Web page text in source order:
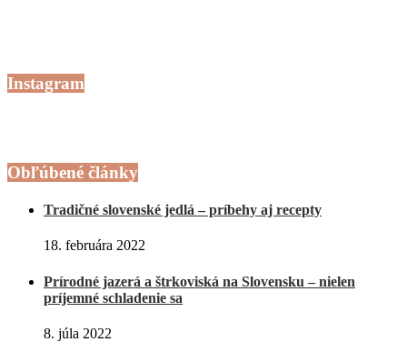
Instagram
Obľúbené články
Tradičné slovenské jedlá – príbehy aj recepty
18. februára 2022
Prírodné jazerá a štrkoviská na Slovensku – nielen
príjemné schladenie sa
8. júla 2022